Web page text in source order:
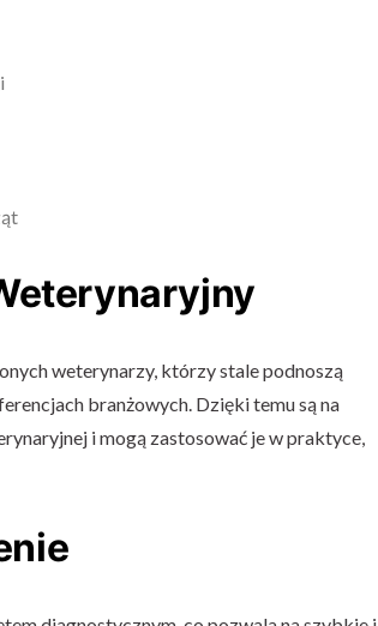
weterynarzy, którzy stale podnoszą
branżowych. Dzięki temu są na
i mogą zastosować je w praktyce,